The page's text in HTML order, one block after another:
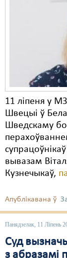
11 ліпеня у
Швецыі ў
Шведскаму
вывазам
Кузнечыкаў,
Апублікавана ў
Панядзелак, 11 Ліпень
Суд
з абразамі